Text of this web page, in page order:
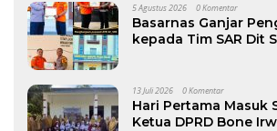
5 Agustus 2026 0 Komentar
Basarnas Ganjar
kepada Tim SAR Dit
13 Juli 2026 0 Komentar
Hari Pertama Masuk
Ketua DPRD Bone